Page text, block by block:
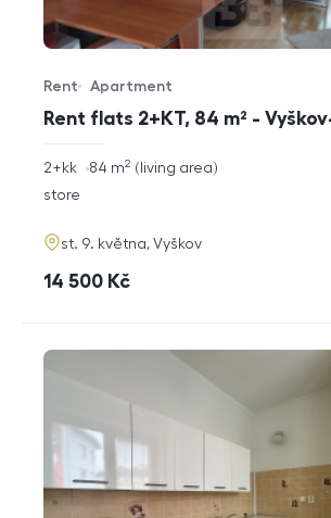
Rent flats 2+KT, 84 m² -
Offer type
Rent
Property type
Apartment
rozměry
2+kk living area
84 m2
funkce
store
adresa
st. 9. května, Vyškov
cena
14 500 Kč